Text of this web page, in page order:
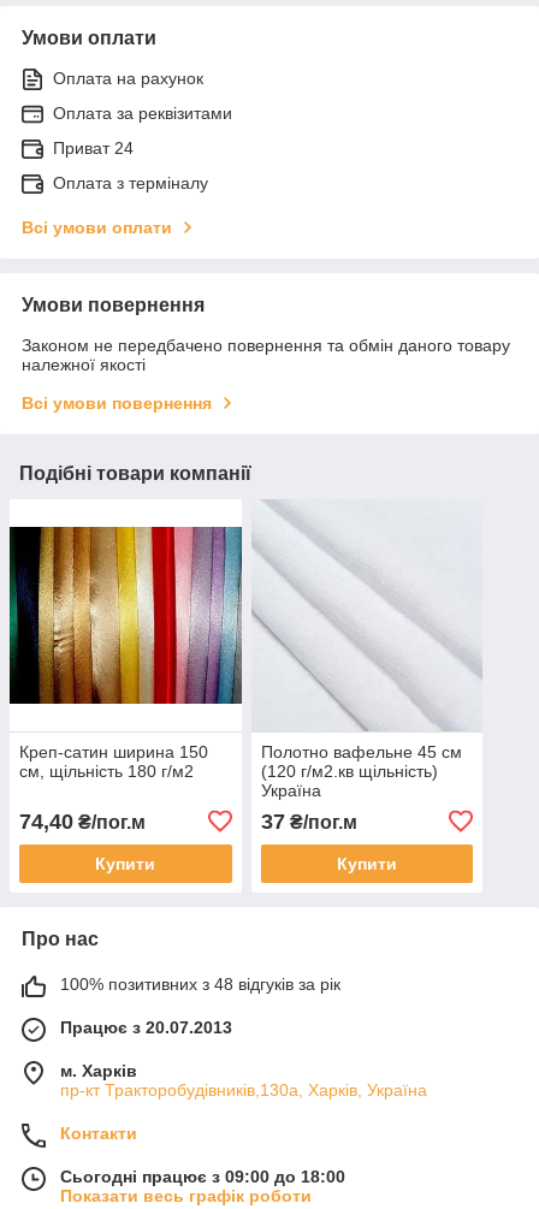
Умови оплати
Оплата на рахунок
Оплата за реквізитами
Приват 24
Оплата з терміналу
Всі умови оплати
Умови повернення
Законом не передбачено повернення та обмін даного товару
належної якості
Всі умови повернення
Подібні товари компанії
Креп-сатин ширина 150
см, щільність 180 г/м2
74,40 ₴/пог.м
Купити
Полотно вафельне 45 см
(120 г/м2.кв щільність)
Україна
37₴/пог.м
Купити
Про нас
100% позитивних з 48 відгуків за рік
Працює з 20.07.2013
м. Харків
пр-кт Тракторобудівників,130а, Харків, Україна
Контакти
Сьогодні працює з 09:00 до 18:00
Показати весь графік роботи